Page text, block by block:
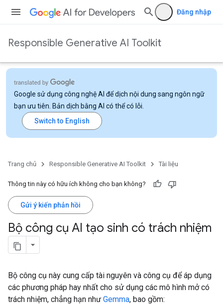
Đăng nhập
Responsible Generative AI Toolkit
Google sử dụng công nghệ AI để dịch nội dung sang ngôn ngữ
bạn ưu tiên. Bản dịch bằng AI có thể có lỗi.
Trang chủ Responsible Generative AI Toolkit Tài liệu
Thông tin này có hữu ích không cho bạn không?
Gửi ý kiến phản hồi
Bộ công cụ AI tạo sinh có trách nhiệm
Bộ công cụ này cung cấp tài nguyên và công cụ để áp dụng
các phương pháp hay nhất cho sử dụng các mô hình mở có
trách nhiệm, chẳng hạn như Gemma, bao gồm: